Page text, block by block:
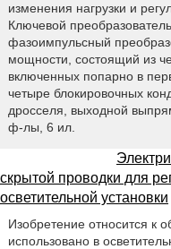
изменения нагрузки и
Ключевой
фазоимпульсный
мощности, состоящий из
включенных попарно в
четыре блокировочных
дросселя, выходной
ф-лы, 6 ил.
скрытой проводки для
осветительной установки
Изобретение относится к
использовано в